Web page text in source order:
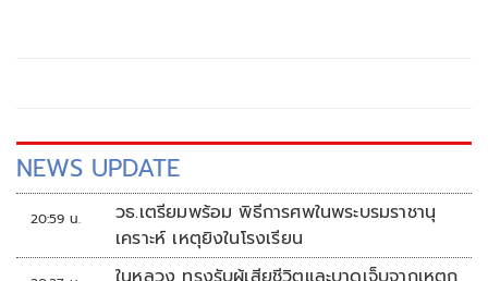
NEWS UPDATE
20:59 น.
วธ.เตรียมพร้อม พิธีการศพในพระบรมราชานุ
เคราะห์ เหตุยิงในโรงเรียน